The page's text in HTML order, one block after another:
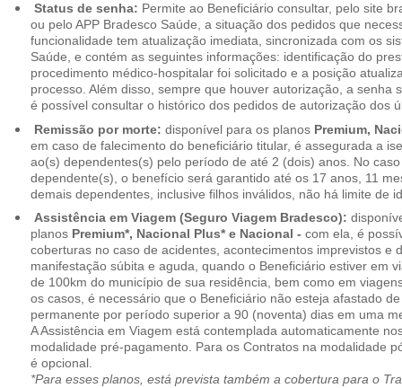
Status de senha: Permite ao Beneficiário consultar, pelo site
ou pelo APP Bradesco Saúde, a situação dos pedidos que
funcionalidade tem atualização imediata, sincronizada com os
Saúde, e contém as seguintes informações: identificação do
procedimento médico-hospitalar foi solicitado e a posição
processo. Além disso, sempre que houver autorização, a senha
é possível consultar o histórico dos pedidos de autorização dos
Remissão por morte: disponível para os planos Premium,
em caso de falecimento do beneficiário titular, é assegurada a
ao(s) dependentes(s) pelo período de até 2 (dois) anos. No
dependente(s), o benefício será garantido até os 17 anos, 11
demais dependentes, inclusive filhos inválidos, não há limite de
Assistência em Viagem (Seguro Viagem Bradesco):
planos Premium*, Nacional Plus* e Nacional - com ela, é
coberturas no caso de acidentes, acontecimentos imprevistos e
manifestação súbita e aguda, quando o Beneficiário estiver em
de 100km do município de sua residência, bem como em
os casos, é necessário que o Beneficiário não esteja afastado
permanente por período superior a 90 (noventa) dias em uma
A Assistência em Viagem está contemplada automaticamente
modalidade pré-pagamento. Para os Contratos na modalidade
é opcional.
*Para esses planos, está prevista também a cobertura para o